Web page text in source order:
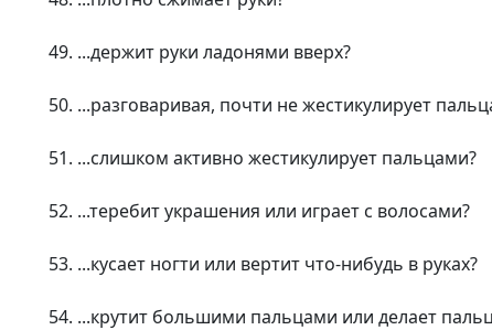
49. ...держит руки ладонями вверх?
50. ...разговаривая, почти не жестикулирует
51. ...слишком активно жестикулирует пальцами?
52. ...теребит украшения или играет с волосами?
53. ...кусает ногти или вертит что-нибудь в руках?
54. ...крутит большими пальцами или делает